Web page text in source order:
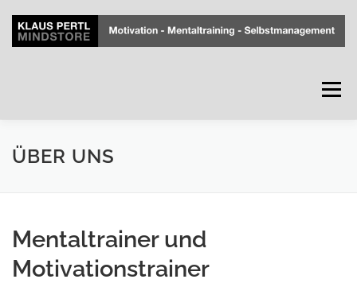
Inhalt
springen
Menü
STARTSEITE
IMPRESSUM COOKIES
ÜBER UNS
Mentaltrainer und
Motivationstrainer